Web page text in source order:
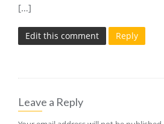
[…]
Edit this comment Reply
Leave a Reply